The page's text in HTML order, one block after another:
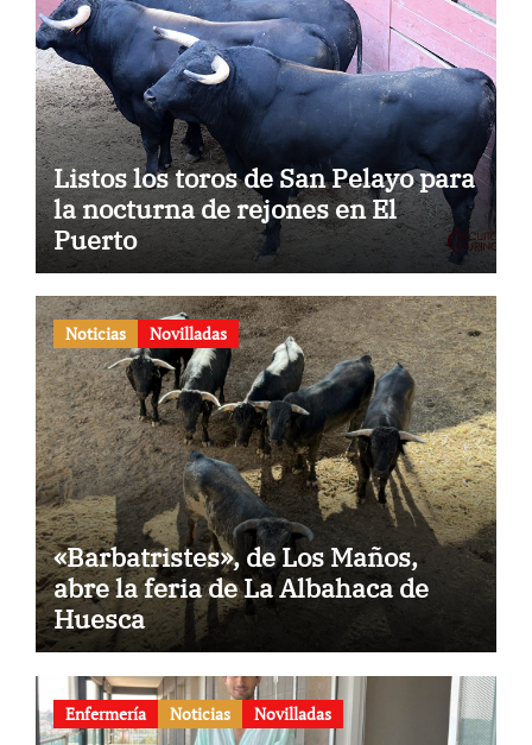
Listos los toros de San Pelayo para
la nocturna de rejones en El
Puerto
Noticias Novilladas
«Barbatristes», de Los Maños,
abre la feria de La Albahaca de
Huesca
Enfermería Noticias Novilladas